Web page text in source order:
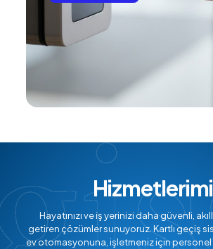
Hayatınızı ve iş yerinizi daha güvenli,
getiren çözümler sunuyoruz. Kartlı geçiş
ev otomasyonuna, işletmeniz için